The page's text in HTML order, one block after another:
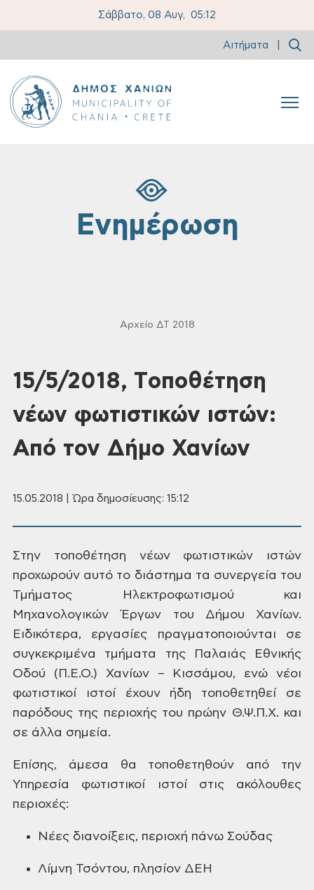
Σάββατο, 08 Αυγ, 05:12
Αιτήματα
Ενημέρωση
Αρχείο ΔΤ 2018
15/5/2018, Tοποθέτηση
νέων φωτιστικών ιστών:
Από τον Δήμο Χανίων
15.05.2018 | Ώρα δημοσίευσης: 15:12
Στην τοποθέτηση νέων φωτιστικών ιστών
προχωρούν αυτό το διάστημα τα συνεργεία του
Τμήματος Ηλεκτροφωτισμού και
Μηχανολογικών Έργων του Δήμου Χανίων.
Ειδικότερα, εργασίες πραγματοποιούνται σε
συγκεκριμένα τμήματα της ΠαλαιάςΕθνικής
Οδού (Π.Ε.Ο.) Χανίων – Κισσάμου, ενώ νέοι
φωτιστικοί ιστοί έχουν ήδη τοποθετηθεί σε
παρόδους της περιοχήςτου πρώην Θ.Ψ.Π.Χ. και
σε άλλα σημεία.
Επίσης, άμεσα θα τοποθετηθούν από την
Υπηρεσία
φωτιστικοί ιστοί στις ακόλουθες
περιοχές:
Νέες διανοίξεις, περιοχή πάνω Σούδας
Λίμνη Τσόντου, πλησίον ΔΕΗ